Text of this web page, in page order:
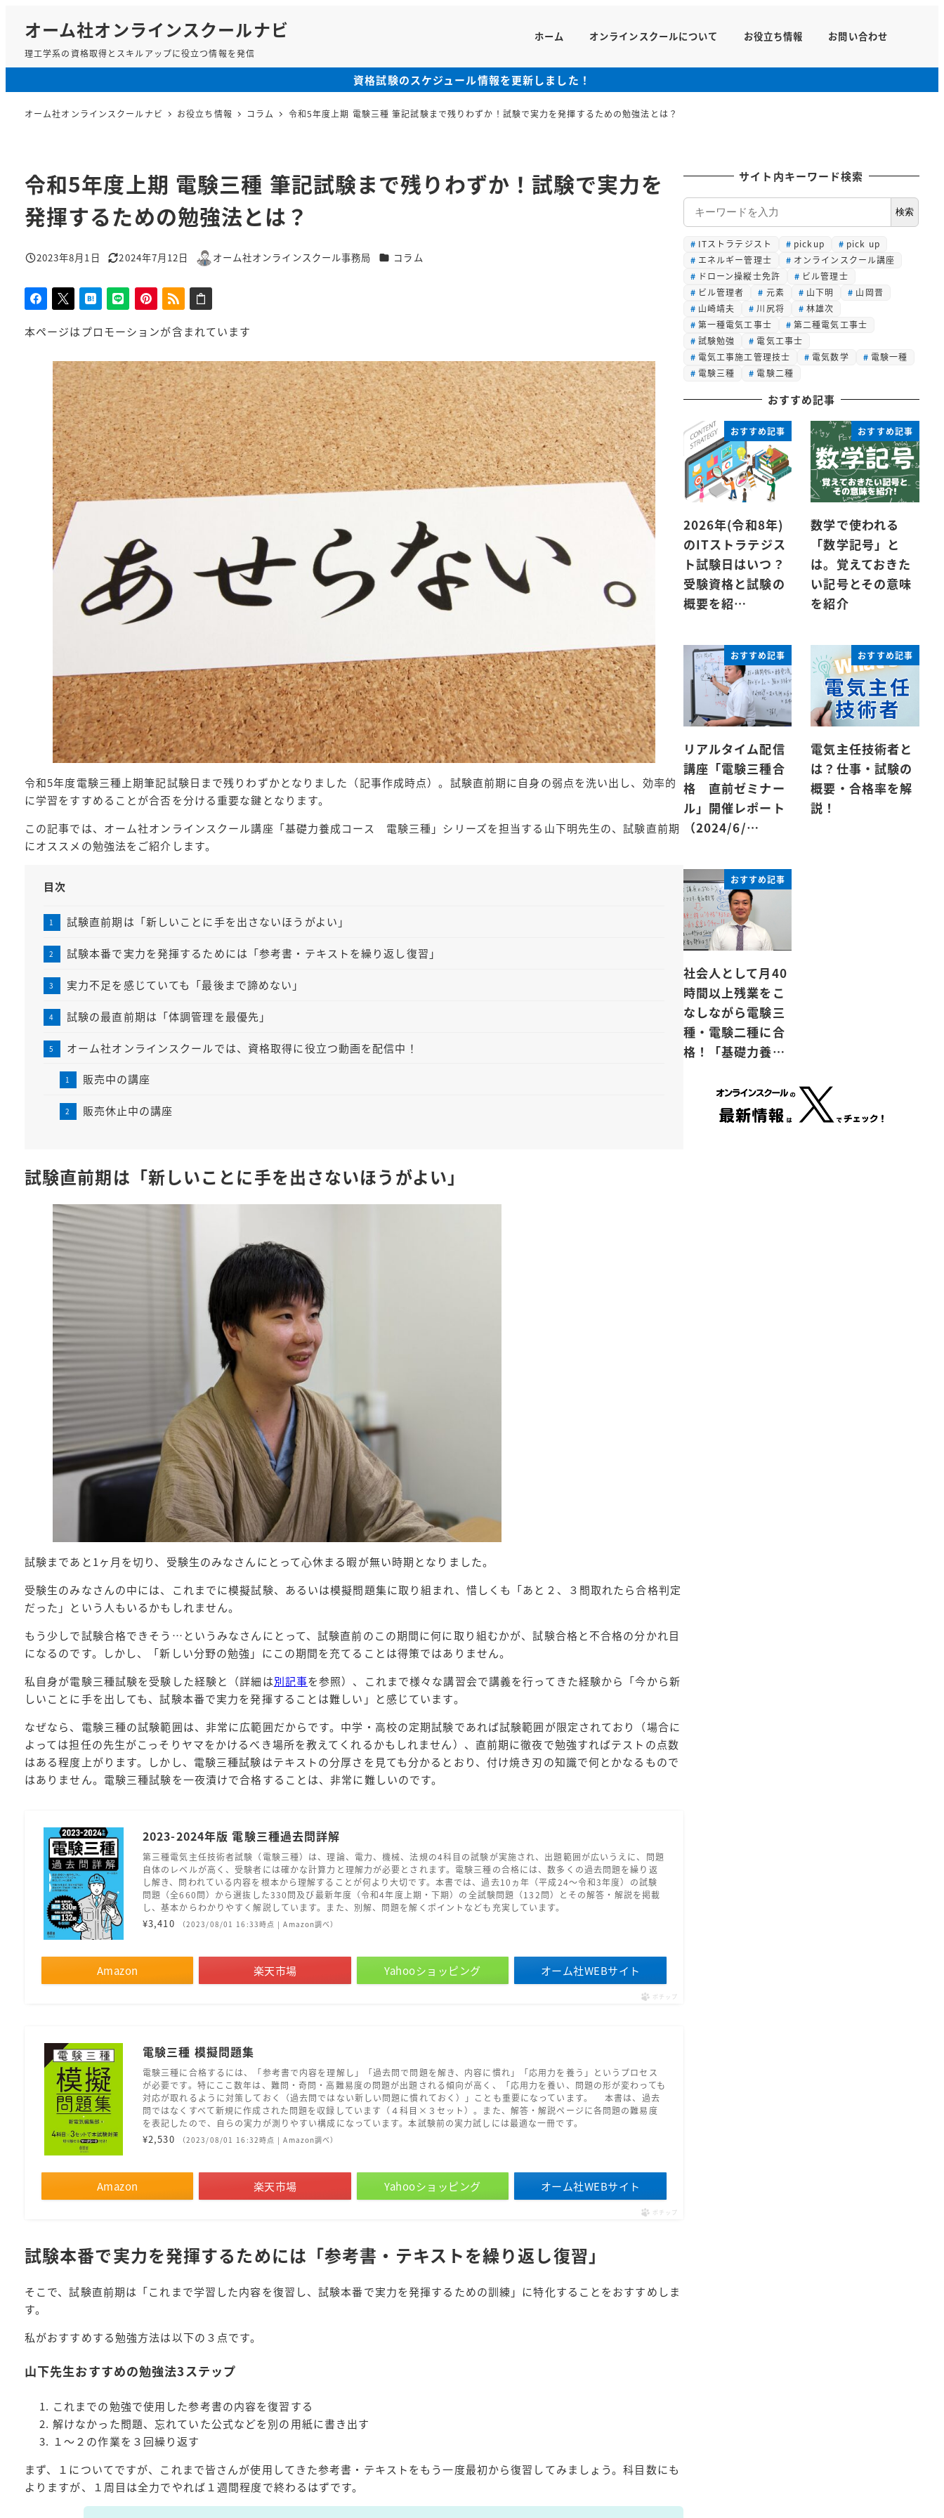
コ
オーム社オンラインスクールナビ
理工学系の資格取得とスキルアップに役立つ情報を発信
ホーム オンラインスクールについて お役立ち情報 お問い合わせ
資格試験のスケジュール情報を更新しました！
オーム社オンラインスクールナビ お役立ち情報 コラム 令和5年度上期 電験三種 筆記試験まで残りわずか！試験で実力を発揮するための勉強法とは？
令和5年度上期 電験三種 筆記試験まで残りわずか！試験で実力を
発揮するための勉強法とは？
投稿日
2023年8月1日 更新日
2024年7月12日
著
オーム社オンラインスクール事務局 カテゴリー
コラム
本ページはプロモーションが含まれています
令和5年度電験三種上期筆記試験日まで残りわずかとなりました（記事作成時点）。試験直前期に自身の弱点を洗い出し、効率的
に学習をすすめることが合否を分ける重要な鍵となります。
この記事では、オーム社オンラインスクール講座「基礎力養成コース 電験三種」シリーズを担当する山下明先生の、試験直前期
にオススメの勉強法をご紹介します。
目次
試験直前期は「新しいことに手を出さないほうがよい」
試験本番で実力を発揮するためには「参考書・テキストを繰り返し復習」
実力不足を感じていても「最後まで諦めない」
試験の最直前期は「体調管理を最優先」
オーム社オンラインスクールでは、資格取得に役立つ動画を配信中！
販売中の講座
販売休止中の講座
試験直前期は「新しいことに手を出さないほうがよい」
試験まであと1ヶ月を切り、受験生のみなさんにとって心休まる暇が無い時期となりました。
受験生のみなさんの中には、これまでに模擬試験、あるいは模擬問題集に取り組まれ、惜しくも「あと２、３問取れたら合格判定
だった」という人もいるかもしれません。
もう少しで試験合格できそう…というみなさんにとって、試験直前のこの期間に何に取り組むかが、試験合格と不合格の分かれ目
になるのです。しかし、「新しい分野の勉強」にこの期間を充てることは得策ではありません。
私自身が電験三種試験を受験した経験と（詳細は別記事を参照）、これまで様々な講習会で講義を行ってきた経験から「今から新
しいことに手を出しても、試験本番で実力を発揮することは難しい」と感じています。
なぜなら、電験三種の試験範囲は、非常に広範囲だからです。中学・高校の定期試験であれば試験範囲が限定されており（場合に
よっては担任の先生がこっそりヤマをかけるべき場所を教えてくれるかもしれません）、直前期に徹夜で勉強すればテストの点数
はある程度上がります。しかし、電験三種試験はテキストの分厚さを見ても分かるとおり、付け焼き刃の知識で何とかなるもので
はありません。電験三種試験を一夜漬けで合格することは、非常に難しいのです。
2023-2024年版 電験三種過去問詳解
第三種電気主任技術者試験（電験三種）は、理論、電力、機械、法規の4科目の試験が実施され、出題範囲が広いうえに、問題
自体のレベルが高く、受験者には確かな計算力と理解力が必要とされます。電験三種の合格には、数多くの過去問題を繰り返
し解き、問われている内容を根本から理解することが何より大切です。本書では、過去10ヵ年（平成24～令和3年度）の試験
問題（全660問）から選抜した330問及び最新年度（令和4年度上期・下期）の全試験問題（132問）とその解答・解説を掲載
し、基本からわかりやすく解説しています。また、別解、問題を解くポイントなども充実しています。
¥3,410 （2023/08/01 16:33時点 | Amazon調べ）
Amazon 楽天市場 Yahooショッピング オーム社WEBサイト
ポチップ
電験三種 模擬問題集
電験三種に合格するには、「参考書で内容を理解し」「過去問で問題を解き、内容に慣れ」「応用力を養う」というプロセス
が必要です。特にここ数年は、難問・奇問・高難易度の問題が出題される傾向が高く、「応用力を養い、問題の形が変わっても
対応が取れるように対策しておく（過去問ではない新しい問題に慣れておく）」ことも重要になっています。 本書は、過去
問ではなくすべて新規に作成された問題を収録しています（４科目×３セット）。また、解答・解説ページに各問題の難易度
を表記したので、自らの実力が測りやすい構成になっています。本試験前の実力試しには最適な一冊です。
¥2,530 （2023/08/01 16:32時点 | Amazon調べ）
Amazon 楽天市場 Yahooショッピング オーム社WEBサイト
ポチップ
試験本番で実力を発揮するためには「参考書・テキストを繰り返し復習」
そこで、試験直前期は「これまで学習した内容を復習し、試験本番で実力を発揮するための訓練」に特化することをおすすめしま
す。
私がおすすめする勉強方法は以下の３点です。
山下先生おすすめの勉強法3ステップ
これまでの勉強で使用した参考書の内容を復習する
解けなかった問題、忘れていた公式などを別の用紙に書き出す
１～２の作業を３回繰り返す
まず、１についてですが、これまで皆さんが使用してきた参考書・テキストをもう一度最初から復習してみましょう。科目数にも
よりますが、１周目は全力でやれば１週間程度で終わるはずです。
サイト内キーワード検索
検
検索
ITストラテジスト pickup
pick up
エネルギー管理士
オンラインスクール講座
ドローン操縦士免許
ビル管理士
ビル管理者
元素 山下明
山岡晋
山崎靖夫
川尻将
林雄次
第一種電気工事士
第二種電気工事士
試験勉強
電気工事士
電気工事施工管理技士
電気数学
電験一種
電験三種
電験二種
おすすめ記事
おすすめ記事
2026年(令和8年)
のITストラテジス
ト試験日はいつ？
受験資格と試験の
概要を紹…
おすすめ記事
数学で使われる
「数学記号」と
は。覚えておきた
い記号とその意味
を紹介
おすすめ記事
リアルタイム配信
講座「電験三種合
格 直前ゼミナー
ル」開催レポート
（2024/6/…
おすすめ記事
電気主任技術者と
は？仕事・試験の
概要・合格率を解
説！
おすすめ記事
社会人として月40
時間以上残業をこ
なしながら電験三
種・電験二種に合
格！「基礎力養…